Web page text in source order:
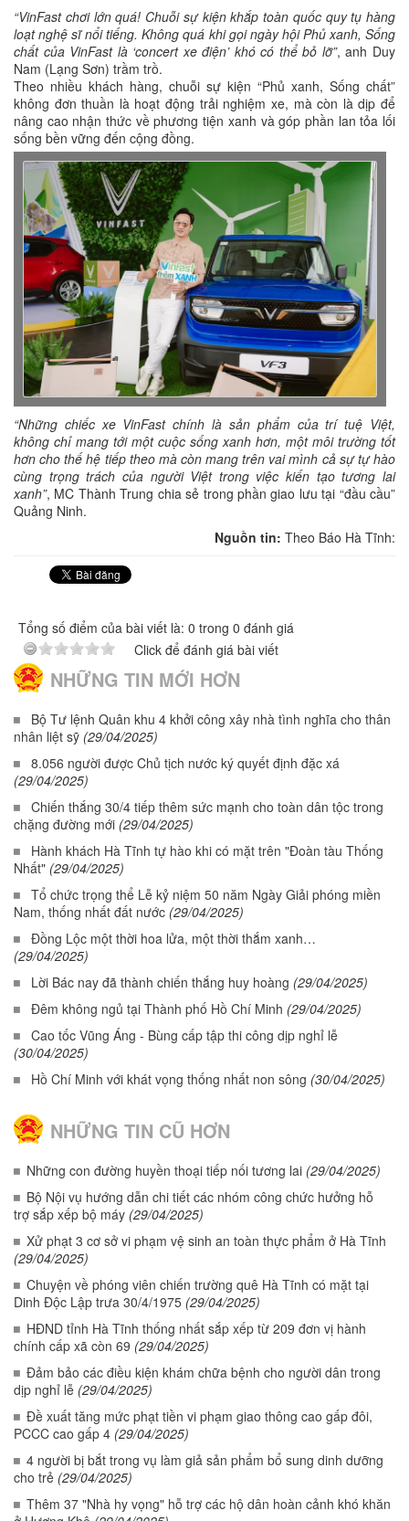
“VinFast chơi lớn quá! Chuỗi sự kiện khắp toàn quốc quy tụ hàng
loạt nghệ sĩ nổi tiếng. Không quá khi gọi ngày hội Phủ xanh, Sống
chất của VinFast là ‘concert xe điện’ khó có thể bỏ lỡ”, anh Duy
Nam (Lạng Sơn) trầm trồ.
Theo nhiều khách hàng, chuỗi sự kiện “Phủ xanh, Sống chất”
không đơn thuần là hoạt động trải nghiệm xe, mà còn là dịp để
nâng cao nhận thức về phương tiện xanh và góp phần lan tỏa lối
sống bền vững đến cộng đồng.
“Những chiếc xe VinFast chính là sản phẩm của trí tuệ Việt,
không chỉ mang tới một cuộc sống xanh hơn, một môi trường tốt
hơn cho thế hệ tiếp theo mà còn mang trên vai mình cả sự tự hào
cùng trọng trách của người Việt trong việc kiến tạo tương lai
xanh”, MC Thành Trung chia sẻ trong phần giao lưu tại “đầu cầu”
Quảng Ninh.
Nguồn tin: Theo Báo Hà Tĩnh:
Tổng số điểm của bài viết là: 0 trong 0 đánh giá
Click để đánh giá bài viết
NHỮNG TIN MỚI HƠN
Bộ Tư lệnh Quân khu 4 khởi công xây nhà tình nghĩa cho thân
nhân liệt sỹ (29/04/2025)
8.056 người được Chủ tịch nước ký quyết định đặc xá
(29/04/2025)
Chiến thắng 30/4 tiếp thêm sức mạnh cho toàn dân tộc trong
chặng đường mới (29/04/2025)
Hành khách Hà Tĩnh tự hào khi có mặt trên "Đoàn tàu Thống
Nhất" (29/04/2025)
Tổ chức trọng thể Lễ kỷ niệm 50 năm Ngày Giải phóng miền
Nam, thống nhất đất nước (29/04/2025)
Đồng Lộc một thời hoa lửa, một thời thắm xanh…
(29/04/2025)
Lời Bác nay đã thành chiến thắng huy hoàng (29/04/2025)
Đêm không ngủ tại Thành phố Hồ Chí Minh (29/04/2025)
Cao tốc Vũng Áng - Bùng cấp tập thi công dịp nghỉ lễ
(30/04/2025)
Hồ Chí Minh với khát vọng thống nhất non sông (30/04/2025)
NHỮNG TIN CŨ HƠN
Những con đường huyền thoại tiếp nối tương lai (29/04/2025)
Bộ Nội vụ hướng dẫn chi tiết các nhóm công chức hưởng hỗ
trợ sắp xếp bộ máy (29/04/2025)
Xử phạt 3 cơ sở vi phạm vệ sinh an toàn thực phẩm ở Hà Tĩnh
(29/04/2025)
Chuyện về phóng viên chiến trường quê Hà Tĩnh có mặt tại
Dinh Độc Lập trưa 30/4/1975 (29/04/2025)
HĐND tỉnh Hà Tĩnh thống nhất sắp xếp từ 209 đơn vị hành
chính cấp xã còn 69 (29/04/2025)
Đảm bảo các điều kiện khám chữa bệnh cho người dân trong
dịp nghỉ lễ (29/04/2025)
Đề xuất tăng mức phạt tiền vi phạm giao thông cao gấp đôi,
PCCC cao gấp 4 (29/04/2025)
4 người bị bắt trong vụ làm giả sản phẩm bổ sung dinh dưỡng
cho trẻ (29/04/2025)
Thêm 37 "Nhà hy vọng" hỗ trợ các hộ dân hoàn cảnh khó khăn